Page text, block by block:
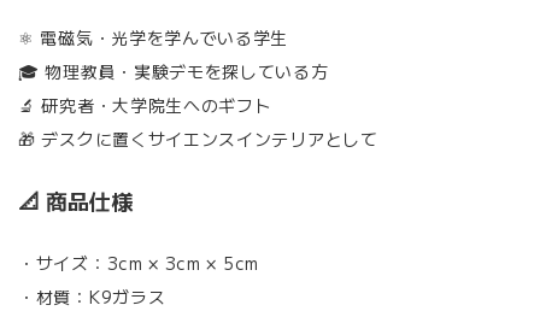
⚛️ 電磁気・光学を学んでいる学生
🎓 物理教員・実験デモを探している方
🔬 研究者・大学院生へのギフト
🎁 デスクに置くサイエンスインテリアとして
📐 商品仕様
・サイズ：3cm × 3cm × 5cm
・材質：K9ガラス